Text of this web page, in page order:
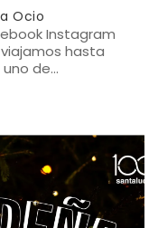
Ocio
Instagram
hasta
de…